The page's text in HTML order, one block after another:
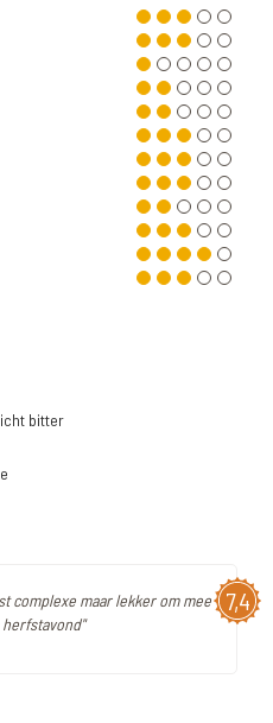
bitter
7,4
complexe maar lekker om mee